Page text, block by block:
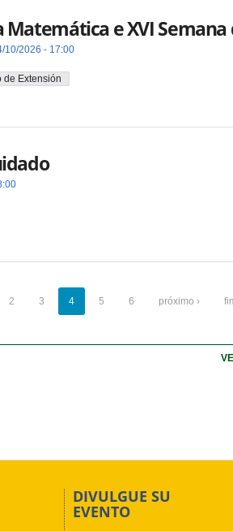
Matemática e XVI
10/2026 - 17:00
de Extensión
2 3 4 5 6 próximo ›
DIVULGUE SU
EVENTO